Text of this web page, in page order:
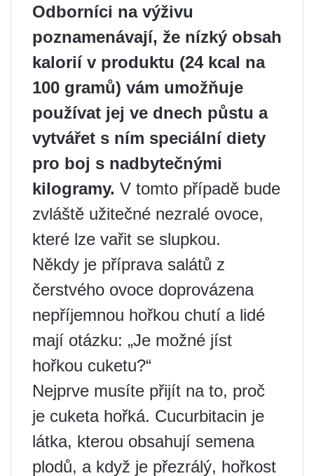
Odborníci na výživu
poznamenávají, že nízký obsah
kalorií v produktu (24 kcal na
100 gramů) vám umožňuje
používat jej ve dnech půstu a
vytvářet s ním speciální diety
pro boj s nadbytečnými
kilogramy. V tomto případě bude
zvláště užitečné nezralé ovoce,
které lze vařit se slupkou.
Někdy je příprava salátů z
čerstvého ovoce doprovázena
nepříjemnou hořkou chutí a lidé
mají otázku: „Je možné jíst
hořkou cuketu?“
Nejprve musíte přijít na to, proč
je cuketa hořká. Cucurbitacin je
látka, kterou obsahují semena
plodů, a když je přezrálý, hořkost